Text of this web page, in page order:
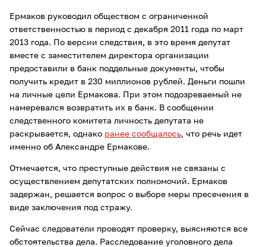
Ермаков руководил обществом с ограниченной
ответственностью в период с декабря 2011 года по март
2013 года. По версии следствия, в это время депутат
вместе с заместителем директора организации
предоставили в банк поддельные документы, чтобы
получить кредит в 230 миллионов рублей. Деньги пошли
на личные цели Ермакова. При этом подозреваемый не
намеревался возвратить их в банк. В сообщении
следственного комитета личность депутата не
раскрывается, однако ранее сообщалось, что речь идет
именно об Александре Ермакове.
Отмечается, что преступные действия не связаны с
осуществлением депутатских полномочий. Ермаков
задержан, решается вопрос о выборе меры пресечения в
виде заключения под стражу.
Сейчас следователи проводят проверку, выясняются все
обстоятельства дела. Расследование уголовного дела